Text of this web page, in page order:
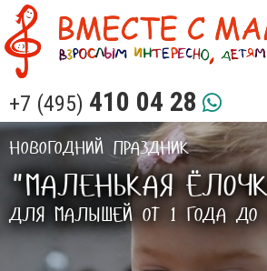
+7 (495) 410 04 28
НОВОГОДНИЙ ПРАЗДНИК
"МАЛЕНЬКАЯ
ДЛЯ МАЛЫШЕЙ ОТ 1 ГОДА ДО